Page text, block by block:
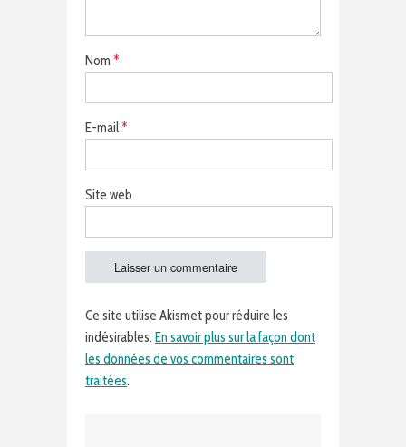
Nom *
E-mail*
Site web
Ce site utilise Akismet pour réduire les
indésirables. En savoir plus sur la façon dont
les données de vos commentaires sont
traitées.